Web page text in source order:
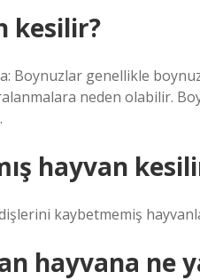
kesilir?
Boynuzlar genellikle
neden olabilir.
hayvan
kaybetmemiş
hayvana ne